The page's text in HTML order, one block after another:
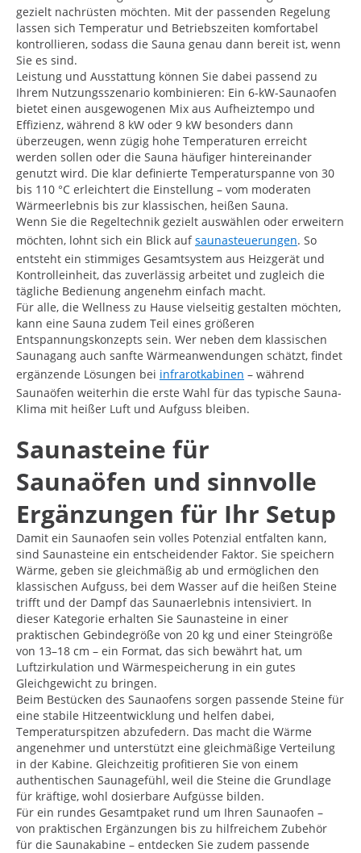
gezielt nachrüsten möchten. Mit der passenden Regelung
lassen sich Temperatur und Betriebszeiten komfortabel
kontrollieren, sodass die Sauna genau dann bereit ist, wenn
Sie es sind.
Leistung und Ausstattung können Sie dabei passend zu
Ihrem Nutzungsszenario kombinieren: Ein 6-kW-Saunaofen
bietet einen ausgewogenen Mix aus Aufheiztempo und
Effizienz, während 8 kW oder 9 kW besonders dann
überzeugen, wenn zügig hohe Temperaturen erreicht
werden sollen oder die Sauna häufiger hintereinander
genutzt wird. Die klar definierte Temperaturspanne von 30
bis 110 °C erleichtert die Einstellung – vom moderaten
Wärmeerlebnis bis zur klassischen, heißen Sauna.
Wenn Sie die Regeltechnik gezielt auswählen oder erweitern
möchten, lohnt sich ein Blick aufsaunasteuerungen. So
entsteht ein stimmiges Gesamtsystem aus Heizgerät und
Kontrolleinheit, das zuverlässig arbeitet und zugleich die
tägliche Bedienung angenehm einfach macht.
Für alle, die Wellness zu Hause vielseitig gestalten möchten,
kann eine Sauna zudem Teil eines größeren
Entspannungskonzepts sein. Wer neben dem klassischen
Saunagang auch sanfte Wärmeanwendungen schätzt, findet
ergänzende Lösungen bei infrarotkabinen – während
Saunaöfen weiterhin die erste Wahl für das typische Sauna-
Klima mit heißer Luft und Aufguss bleiben.
Saunasteine für
Saunaöfen und sinnvolle
Ergänzungen für Ihr Setup
Damit ein Saunaofen sein volles Potenzial entfalten kann,
sind Saunasteine ein entscheidender Faktor. Sie speichern
Wärme, geben sie gleichmäßig ab und ermöglichen den
klassischen Aufguss, bei dem Wasser auf die heißen Steine
trifft und der Dampf das Saunaerlebnis intensiviert. In
dieser Kategorie erhalten Sie Saunasteine in einer
praktischen Gebindegröße von 20 kg und einer Steingröße
von 13–18 cm – ein Format, das sich bewährt hat, um
Luftzirkulation und Wärmespeicherung in ein gutes
Gleichgewicht zu bringen.
Beim Bestücken des Saunaofens sorgen passende Steine für
eine stabile Hitzeentwicklung und helfen dabei,
Temperaturspitzen abzufedern. Das macht die Wärme
angenehmer und unterstützt eine gleichmäßige Verteilung
in der Kabine. Gleichzeitig profitieren Sie von einem
authentischen Saunagefühl, weil die Steine die Grundlage
für kräftige, wohl dosierbare Aufgüsse bilden.
Für ein rundes Gesamtpaket rund um Ihren Saunaofen –
von praktischen Ergänzungen bis zu hilfreichem Zubehör
für die Saunakabine – entdecken Sie zudem passende